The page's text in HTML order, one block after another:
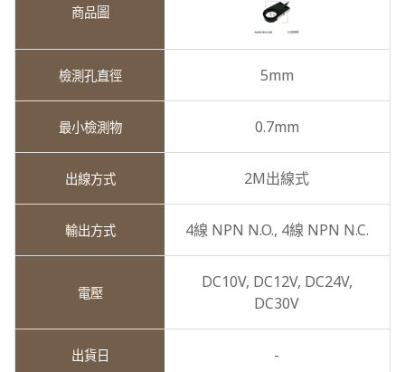
5mm
0.7mm
2M出線式
4線 NPN N.O., 4線 NPN N.C.
DC10V, DC12V, DC24V,
DC30V
-